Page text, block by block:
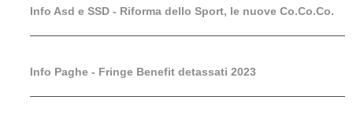
Info Asd e SSD - Riforma dello Sport, le nuove Co.Co.Co.
Info Paghe - Fringe Benefit detassati 2023